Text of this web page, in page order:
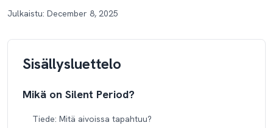
Julkaistu: December 8, 2025
Sisällysluettelo
Mikä on Silent Period?
Tiede: Mitä aivoissa tapahtuu?